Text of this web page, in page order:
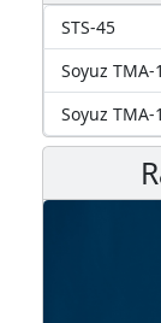
STS-45
Soyuz TMA-1
Soyuz TMA-